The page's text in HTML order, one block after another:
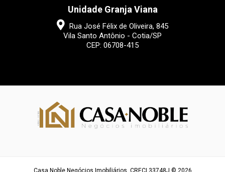
Unidade Granja Viana
Rua José Félix de Oliveira, 845
Vila Santo Antônio - Cotia/SP
CEP: 06708-415
Casa Noble Negócios Imobiliários. CRECI 33748J © 2026